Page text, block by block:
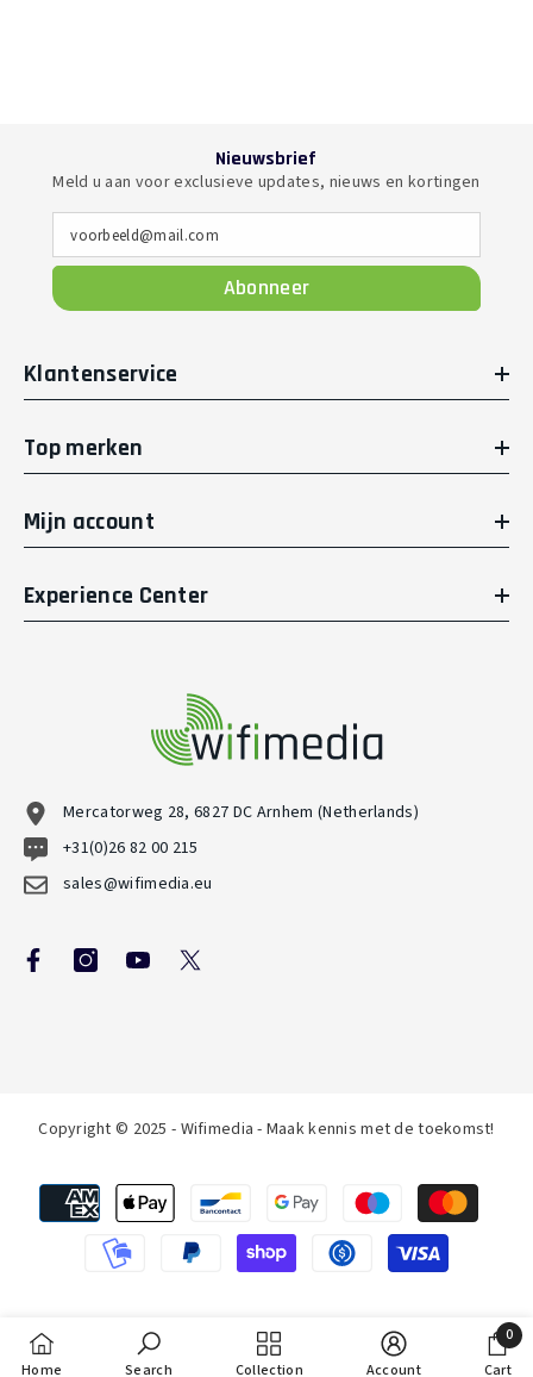
Nieuwsbrief
Meld u aan voor exclusieve updates, nieuws en kortingen
voorbeeld@mail.com
Abonneer
Klantenservice
Top merken
Mijn account
Experience Center
Mercatorweg 28, 6827 DC Arnhem (Netherlands)
+31(0)26 82 00 215
sales@wifimedia.eu
Copyright © 2025 - Wifimedia - Maak kennis met de toekomst!
Betaalmethoden
Home Search Collection Account Cart
0
0